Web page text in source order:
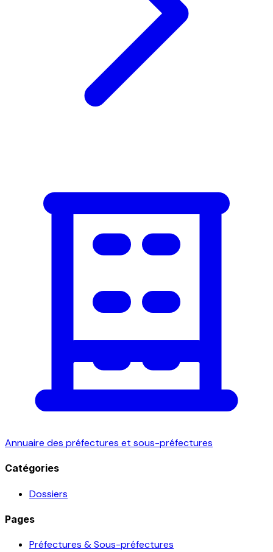
Annuaire des préfectures et sous-préfectures
Catégories
Dossiers
Pages
Préfectures & Sous-préfectures